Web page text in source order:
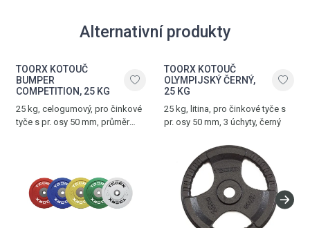
Alternativní produkty
TOORX KOTOUČ
BUMPER
COMPETITION, 25 KG
25 kg, celogumový, pro činkové
tyče s pr. osy 50 mm, průměr
TOORX KOTOUČ
OLYMPIJSKÝ ČERNÝ,
25 KG
25 kg, litina, pro činkové tyče s
pr. osy 50 mm, 3 úchyty, černý